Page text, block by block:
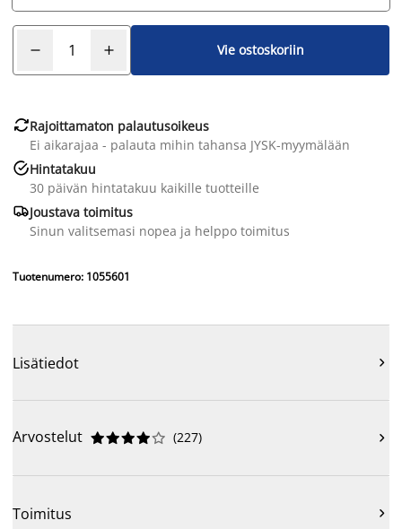
Vie ostoskoriin
Rajoittamaton palautusoikeus
Ei aikarajaa - palauta mihin tahansa JYSK-myymälään
Hintatakuu
30 päivän hintatakuu kaikille tuotteille
Joustava toimitus
Sinun valitsemasi nopea ja helppo toimitus
Tuotenumero: 1055601
Lisätiedot 
Arvostelut 




 (227) 
Toimitus 